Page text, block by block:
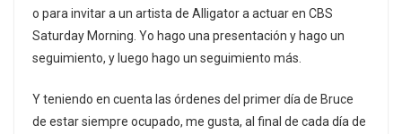
o para invitar a un artista de Alligator a actuar en CBS
Saturday Morning. Yo hago una presentación y hago un
seguimiento, y luego hago un seguimiento más.
Y teniendo en cuenta las órdenes del primer día de Bruce
de estar siempre ocupado, me gusta, al final de cada día de